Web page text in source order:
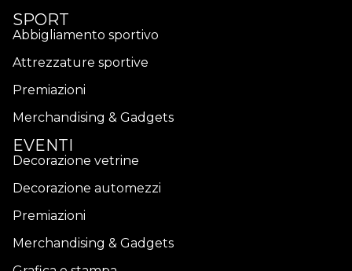
SPORT
Abbigliamento sportivo
Attrezzature sportive
Premiazioni
Merchandising & Gadgets
EVENTI
Decorazione vetrine
Decorazione automezzi
Premiazioni
Merchandising & Gadgets